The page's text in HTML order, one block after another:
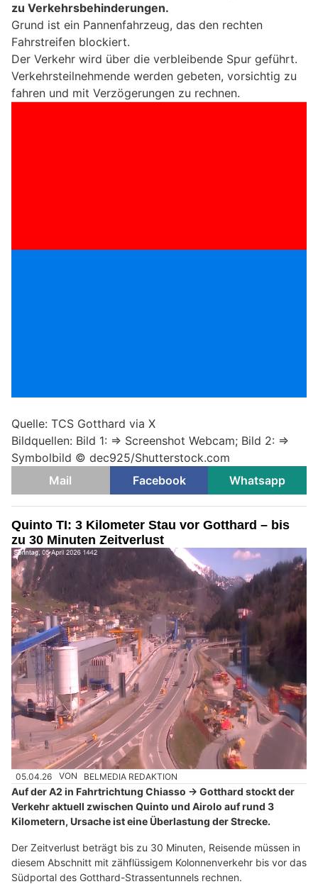
zu Verkehrsbehinderungen.
Grund ist ein Pannenfahrzeug, das den rechten
Fahrstreifen blockiert.
Der Verkehr wird über die verbleibende Spur geführt.
Verkehrsteilnehmende werden gebeten, vorsichtig zu
fahren und mit Verzögerungen zu rechnen.
Quelle: TCS Gotthard via X
Bildquellen: Bild 1: => Screenshot Webcam; Bild 2: =>
Symbolbild © dec925/Shutterstock.com
Mail
Facebook Whatsapp
Quinto TI: 3 Kilometer Stau vor Gotthard – bis
zu 30 Minuten Zeitverlust
05.04.26 VON BELMEDIA REDAKTION
Auf der A2 in Fahrtrichtung Chiasso → Gotthard stockt der
Verkehr aktuell zwischen Quinto und Airolo auf rund 3
Kilometern, Ursache ist eine Überlastung der Strecke.
Der Zeitverlust beträgt bis zu 30 Minuten, Reisende müssen in
diesem Abschnitt mit zähflüssigem Kolonnenverkehr bis vor das
Südportal des Gotthard-Strassentunnels rechnen.